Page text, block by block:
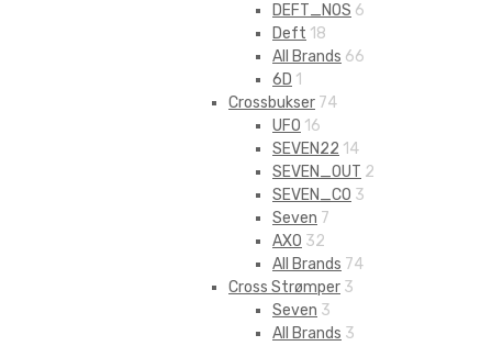
DEFT_NOS 6
Deft 18
All Brands 66
6D 1
Crossbukser 74
UFO 16
SEVEN22 14
SEVEN_OUT 2
SEVEN_CO 3
Seven 7
AXO 32
All Brands 74
Cross Strømper 3
Seven 3
All Brands 3